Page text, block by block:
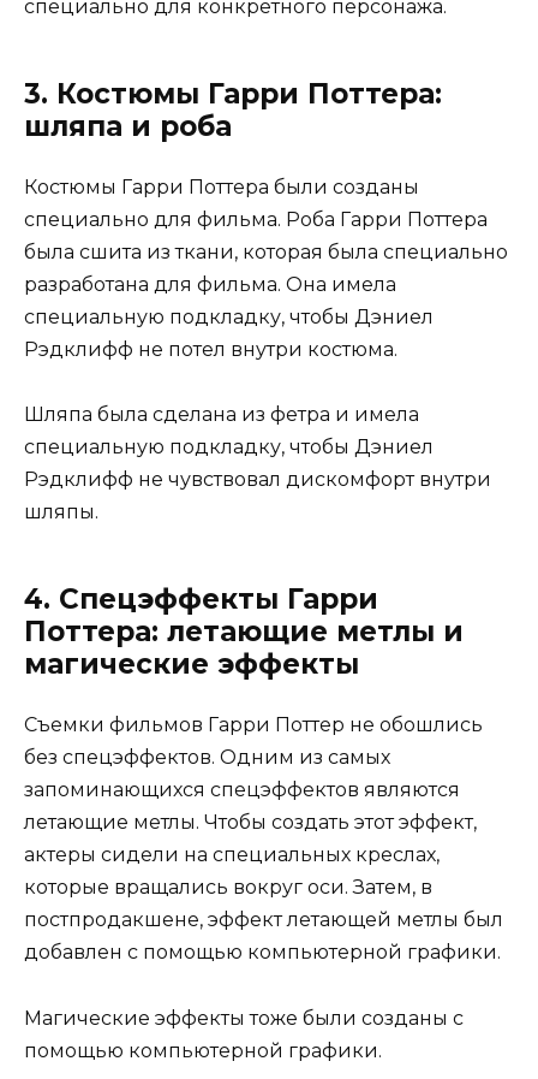
специально для конкретного персонажа.
3. Костюмы Гарри Поттера:
шляпа и роба
Костюмы Гарри Поттера были созданы
специально для фильма. Роба Гарри Поттера
была сшита из ткани, которая была специально
разработана для фильма. Она имела
специальную подкладку, чтобы Дэниел
Рэдклифф не потел внутри костюма.
Шляпа была сделана из фетра и имела
специальную подкладку, чтобы Дэниел
Рэдклифф не чувствовал дискомфорт внутри
шляпы.
4. Спецэффекты Гарри
Поттера: летающие метлы и
магические эффекты
Съемки фильмов Гарри Поттер не обошлись
без спецэффектов. Одним из самых
запоминающихся спецэффектов являются
летающие метлы. Чтобы создать этот эффект,
актеры сидели на специальных креслах,
которые вращались вокруг оси. Затем, в
постпродакшене, эффект летающей метлы был
добавлен с помощью компьютерной графики.
Магические эффекты тоже были созданы с
помощью компьютерной графики.